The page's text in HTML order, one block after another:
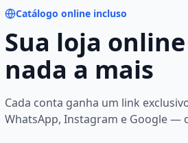
Catálogo online incluso
Sua loja
nada a mais
Cada conta ganha um link
WhatsApp, Instagram e Google —